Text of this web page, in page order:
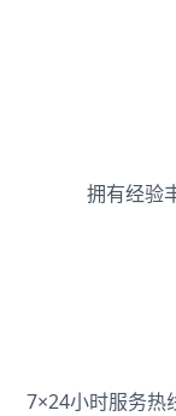
拥有经验
7×24小时服务热